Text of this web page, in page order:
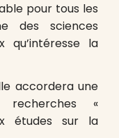
pour tous les
des sciences
qu’intéresse la
accordera une
recherches «
études sur la